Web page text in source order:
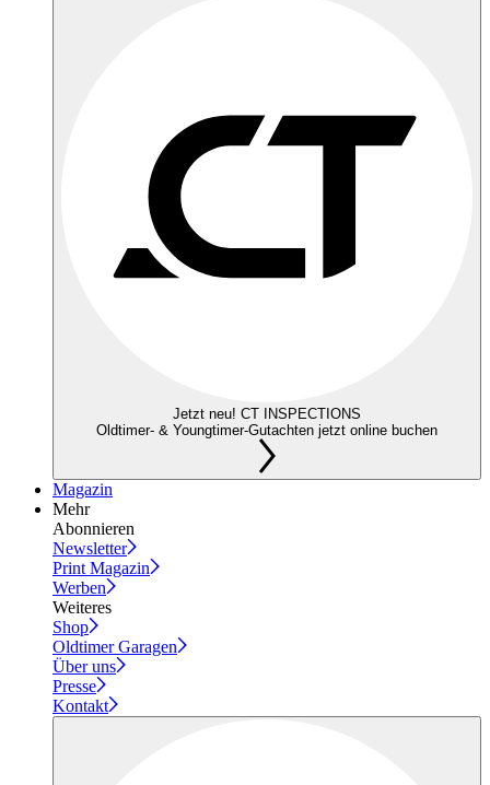
Jetzt neu! CT INSPECTIONS
Oldtimer- & Youngtimer-Gutachten jetzt online buchen
Magazin
Mehr
Abonnieren
Newsletter
Print Magazin
Werben
Weiteres
Shop
Oldtimer Garagen
Über uns
Presse
Kontakt